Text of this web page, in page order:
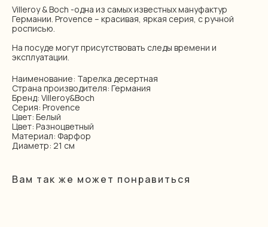
Villeroy & Boch -одна из самых известных мануфактур
Германии. Provence – красивая, яркая серия, с ручной
росписью.
На посуде могут присутствовать следы времени и
эксплуатации.
Наименование: Тарелка десертная
Страна производителя: Германия
Бренд: Villeroy&Boch
Серия: Provence
Цвет: Белый
Цвет: Разноцветный
Материал: Фарфор
Диаметр: 21 см
Вам так же может понравиться